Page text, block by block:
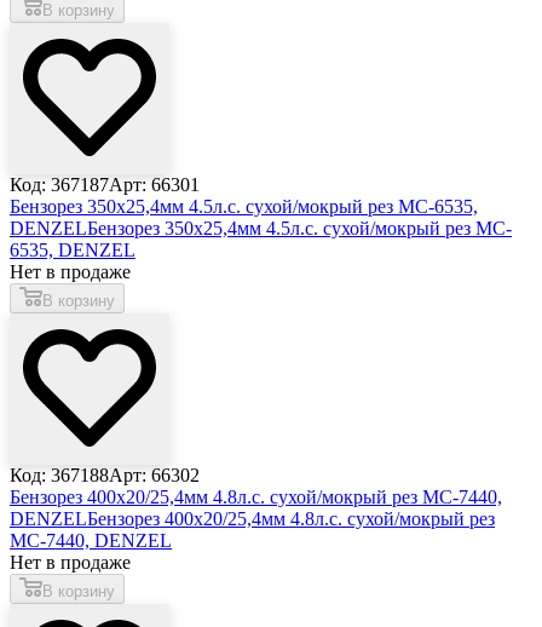
В корзину
Код: 367187Арт: 66301
Бензорез 350x25,4мм 4.5л.с. сухой/мокрый рез MC-6535,
DENZELБензорез 350x25,4мм 4.5л.с. сухой/мокрый рез MC-
6535, DENZEL
Нет в продаже
В корзину
Код: 367188Арт: 66302
Бензорез 400x20/25,4мм 4.8л.с. сухой/мокрый рез MC-7440,
DENZELБензорез 400x20/25,4мм 4.8л.с. сухой/мокрый рез
MC-7440, DENZEL
Нет в продаже
В корзину